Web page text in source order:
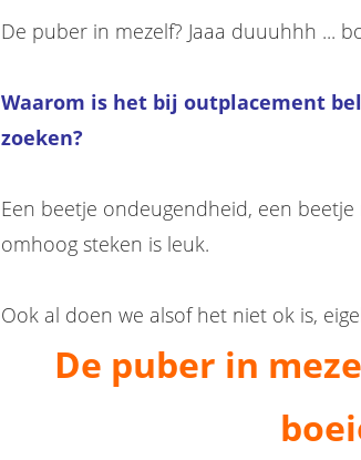
De puber in mezelf? Jaaa duuuhhh ...
Waarom is het bij outplacement
zoeken?
Een beetje ondeugendheid, een
omhoog steken is leuk.
Ook al doen we alsof het niet ok is,
De puber in